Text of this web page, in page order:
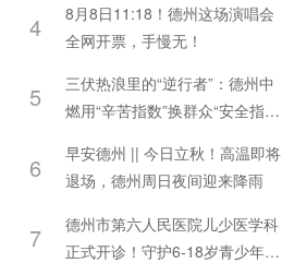
4
8月8日11:18！德州这场演唱会
全网开票，手慢无！
5
三伏热浪里的“逆行者”：德州中
燃用“辛苦指数”换群众“安全指
6
早安德州 || 今日立秋！高温即将
退场，德州周日夜间迎来降雨
7
德州市第六人民医院儿少医学科
正式开诊！守护6-18岁青少年心